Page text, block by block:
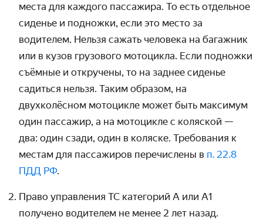
места для каждого пассажира. То есть отдельное
сиденье и подножки, если это место за
водителем. Нельзя сажать человека на багажник
или в кузов грузового мотоцикла. Если подножки
съёмные и откручены, то на заднее сиденье
садиться нельзя. Таким образом, на
двухколёсном мотоцикле может быть максимум
один пассажир, а на мотоцикле с коляской —
два: один сзади, один в коляске. Требования к
местам для пассажиров перечислены в п. 22.8
ПДД РФ.
Право управления ТС категорий А или А1
получено водителем не менее 2 лет назад.